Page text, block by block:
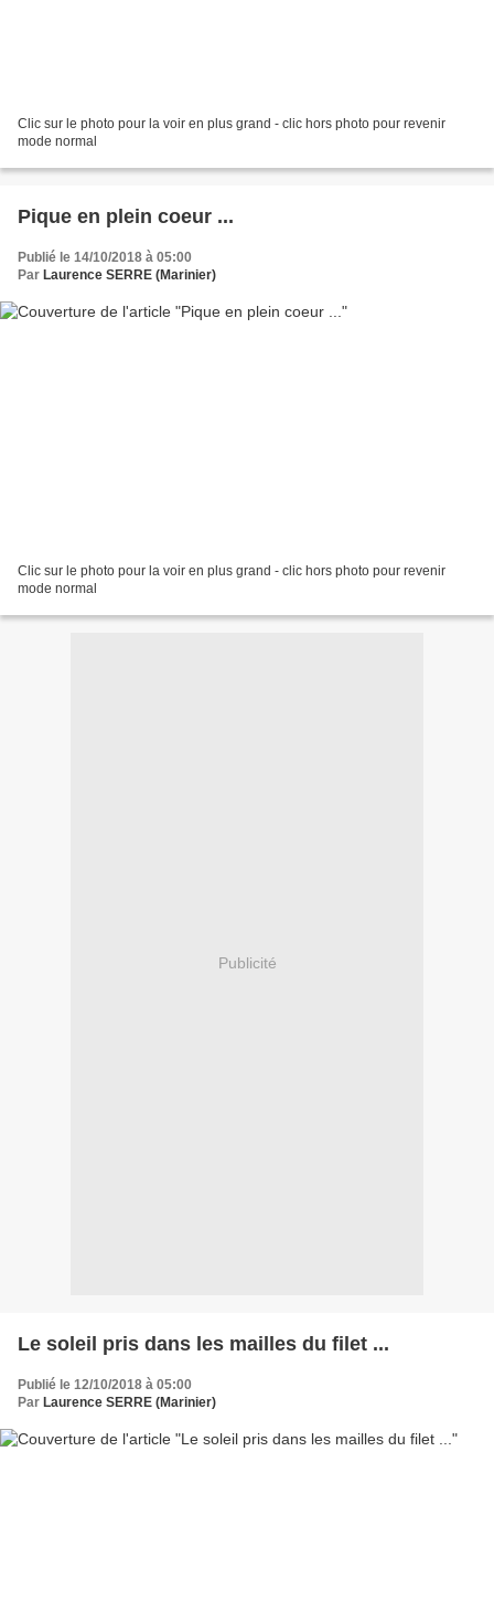
Clic sur le photo pour la voir en plus grand - clic hors photo pour revenir
mode normal
Pique en plein coeur ...
Publié le 14/10/2018 à 05:00
Par Laurence SERRE (Marinier)
Clic sur le photo pour la voir en plus grand - clic hors photo pour revenir
mode normal
Publicité
Le soleil pris dans les mailles du filet ...
Publié le 12/10/2018 à 05:00
Par Laurence SERRE (Marinier)